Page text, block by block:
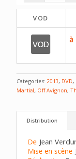
VOD
Categories: 2013, DVD,
Martial, Off Avignon,
Distribution
De Jean
Mise en scène